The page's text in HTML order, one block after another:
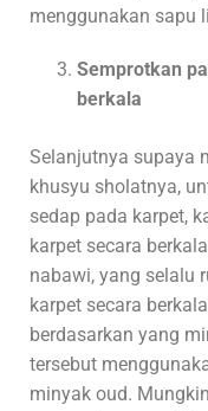
menggunakan sapu
Semprotkan
berkala
Selanjutnya supaya
khusyu sholatnya,
sedap pada karpet,
karpet secara
nabawi, yang selalu
karpet secara
berdasarkan yang
tersebut
minyak oud.